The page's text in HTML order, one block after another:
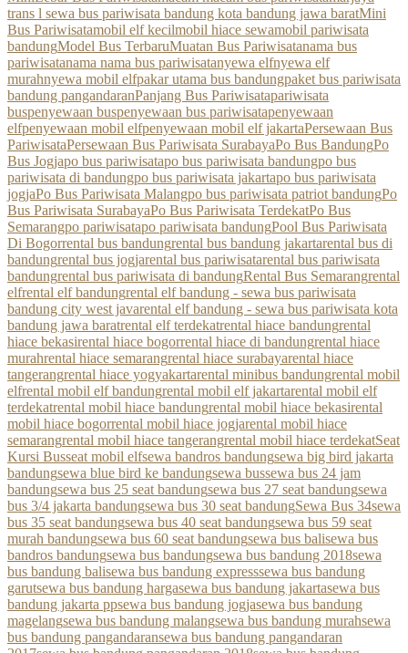
trans l sewa bus pariwisata bandung kota bandung jawa baratMini
Bus Pariwisatamobil elf kecilmobil hiace sewamobil pariwisata
bandungModel Bus TerbaruMuatan Bus Pariwisatanama bus
pariwisatanama nama bus pariwisatanyewa elfnyewa elf
murahnyewa mobil elfpakar utama bus bandungpaket bus pariwisata
bandung pangandaranPanjang Bus Pariwisatapariwisata
buspenyewaan buspenyewaan bus pariwisatapenyewaan
elfpenyewaan mobil elfpenyewaan mobil elf jakartaPersewaan Bus
PariwisataPersewaan Bus Pariwisata SurabayaPo Bus BandungPo
Bus Jogjapo bus pariwisatapo bus pariwisata bandungpo bus
pariwisata di bandungpo bus pariwisata jakartapo bus pariwisata
jogjaPo Bus Pariwisata Malangpo bus pariwisata patriot bandungPo
Bus Pariwisata SurabayaPo Bus Pariwisata TerdekatPo Bus
Semarangpo pariwisatapo pariwisata bandungPool Bus Pariwisata
Di Bogorrental bus bandungrental bus bandung jakartarental bus di
bandungrental bus jogjarental bus pariwisatarental bus pariwisata
bandungrental bus pariwisata di bandungRental Bus Semarangrental
elfrental elf bandungrental elf bandung - sewa bus pariwisata
bandung city west javarental elf bandung - sewa bus pariwisata kota
bandung jawa baratrental elf terdekatrental hiace bandungrental
hiace bekasirental hiace bogorrental hiace di bandungrental hiace
murahrental hiace semarangrental hiace surabayarental hiace
tangerangrental hiace yogyakartarental minibus bandungrental mobil
elfrental mobil elf bandungrental mobil elf jakartarental mobil elf
terdekatrental mobil hiace bandungrental mobil hiace bekasirental
mobil hiace bogorrental mobil hiace jogjarental mobil hiace
semarangrental mobil hiace tangerangrental mobil hiace terdekatSeat
Kursi Busseat mobil elfsewa bandros bandungsewa big bird jakarta
bandungsewa blue bird ke bandungsewa bussewa bus 24 jam
bandungsewa bus 25 seat bandungsewa bus 27 seat bandungsewa
bus 3/4 jakarta bandungsewa bus 30 seat bandungSewa Bus 34sewa
bus 35 seat bandungsewa bus 40 seat bandungsewa bus 59 seat
murah bandungsewa bus 60 seat bandungsewa bus balisewa bus
bandros bandungsewa bus bandungsewa bus bandung 2018sewa
bus bandung balisewa bus bandung expresssewa bus bandung
garutsewa bus bandung hargasewa bus bandung jakartasewa bus
bandung jakarta ppsewa bus bandung jogjasewa bus bandung
magelangsewa bus bandung malangsewa bus bandung murahsewa
bus bandung pangandaransewa bus bandung pangandaran